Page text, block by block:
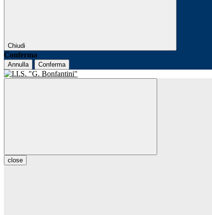
Chiudi
Conferma
Annulla Conferma
close